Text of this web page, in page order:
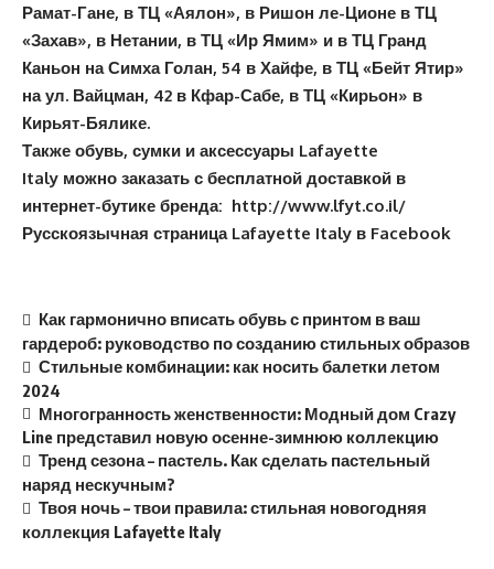
Рамат-Гане, в ТЦ «Аялон», в Ришон ле-Ционе в ТЦ
«Захав», в Нетании, в ТЦ «Ир Ямим» и в ТЦ Гранд
Каньон на Симха Голан, 54 в Хайфе, в ТЦ «Бейт Ятир»
на ул. Вайцман, 42 в Кфар-Сабе, в ТЦ «Кирьон» в
Кирьят-Бялике.
Также обувь, сумки и аксессуары Lafayette
Italy можно заказать с бесплатной доставкой в
интернет-бутике бренда: http://www.lfyt.co.il/
Русскоязычная страница Lafayette Italy в Facebook
Как гармонично вписать обувь с принтом в ваш
гардероб: руководство по созданию стильных образов
Стильные комбинации: как носить балетки летом
2024
Многогранность женственности: Модный дом Crazy
Line представил новую осенне-зимнюю коллекцию
Тренд сезона – пастель. Как сделать пастельный
наряд нескучным?
Твоя ночь – твои правила: стильная новогодняя
коллекция Lafayette Italy